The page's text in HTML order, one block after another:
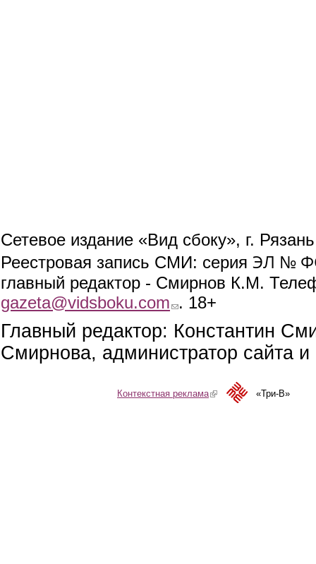
Сетевое издание «Вид сбоку», г.
Реестровая запись СМИ: серия ЭЛ №
главный редактор - Смирнов К.М.
gazeta@vidsboku.com (link sends e-mail)
. 18+
Главный редактор: Константин
Смирнова, администратор сайта
Контекстная реклама(link is external)«Три-В»